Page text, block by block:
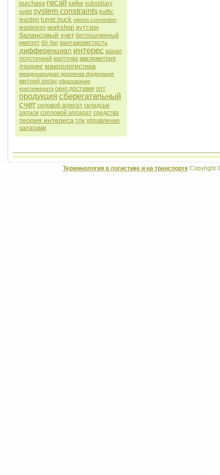
purchase recall seller subsidiary
svdd system constraints traffic
warden turret truck vienna convention
wasteless workshop ауттэрн
балансовый учет беспошлинный
импорт біг бег вантажомісткість
дифференциал интерес канал
логістичний карточка квалиметрия
лэндинг макрологистика
международная дорожная федерация
митний орган образование
конгломерата окно доставки опт
продукция сберегательный
счет силовой агрегат складські
запаси сопловой аппарат средства
теория интереса тлк управление
запасами
Терминология в логистике и на транспортеCopyright